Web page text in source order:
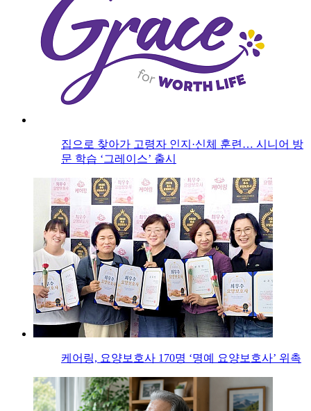
집으로 찾아가 고령자 인지·신체 훈련… 시니어 방
문 학습 ‘그레이스’ 출시
케어링, 요양보호사 170명 ‘명예 요양보호사’ 위촉